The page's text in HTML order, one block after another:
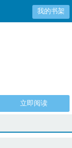
我的书架
立即阅读